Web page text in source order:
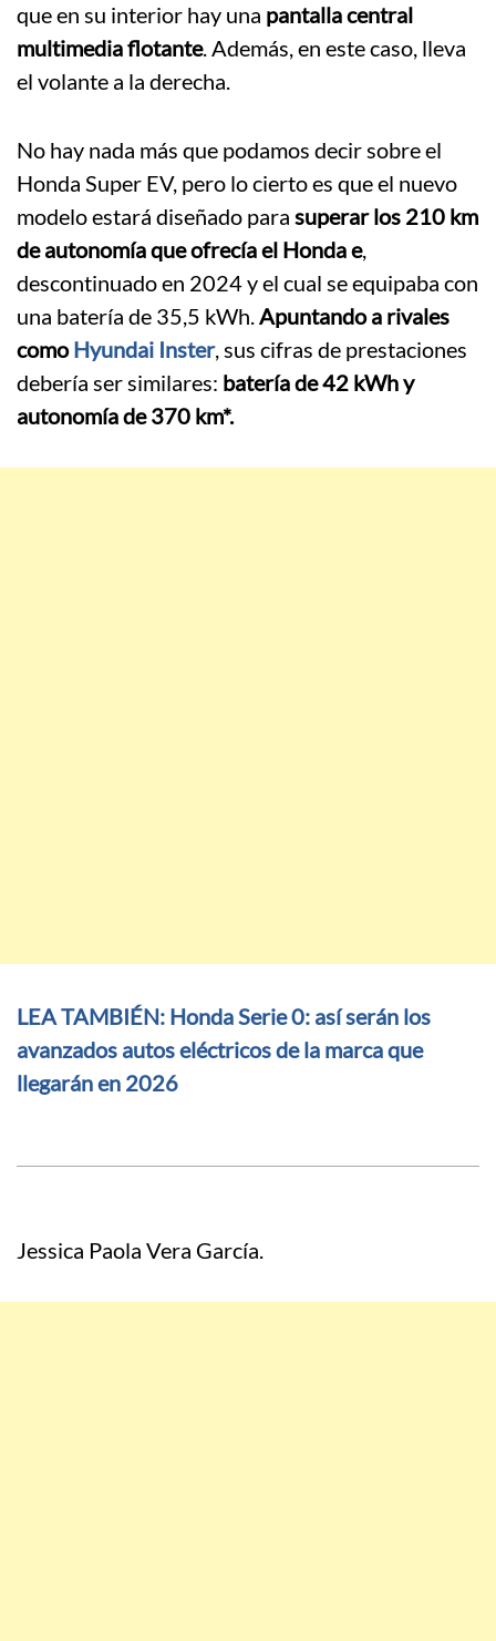
que en su interior hay una pantalla central
multimedia flotante. Además, en este caso, lleva
el volante a la derecha.
No hay nada más que podamos decir sobre el
Honda Super EV, pero lo cierto es que el nuevo
modelo estará diseñado para superar los 210 km
de autonomía que ofrecía el Honda e,
descontinuado en 2024 y el cual se equipaba con
una batería de 35,5 kWh.Apuntando a rivales
comoHyundai Inster, sus cifras de prestaciones
debería ser similares: batería de 42 kWh y
autonomía de 370 km*.
LEA TAMBIÉN: Honda Serie 0: así serán los
avanzados autos eléctricos de la marca que
llegarán en 2026
Jessica Paola Vera García.